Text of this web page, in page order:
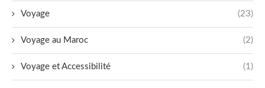
Voyage (23)
Voyage au Maroc (2)
Voyage et Accessibilité (1)